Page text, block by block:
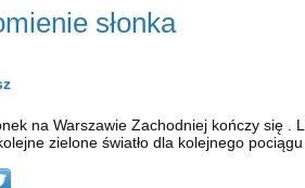
słonka
na Warszawie Zachodniej kończy się
zielone światło dla kolejnego